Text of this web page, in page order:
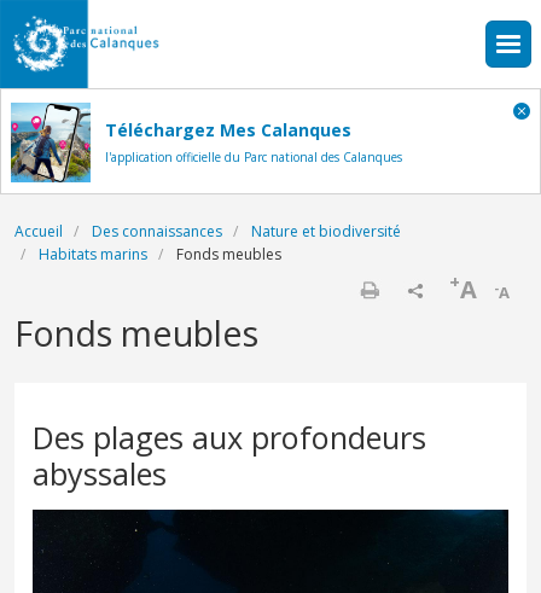
Aller au contenu principal
Téléchargez Mes Calanques
l'application officielle du Parc national des Calanques
Fil d'Ariane
Accueil Des connaissances
Nature et biodiversité
Habitats marins
Fonds meubles
-A
+A
Fonds meubles
Des plages aux profondeurs
abyssales